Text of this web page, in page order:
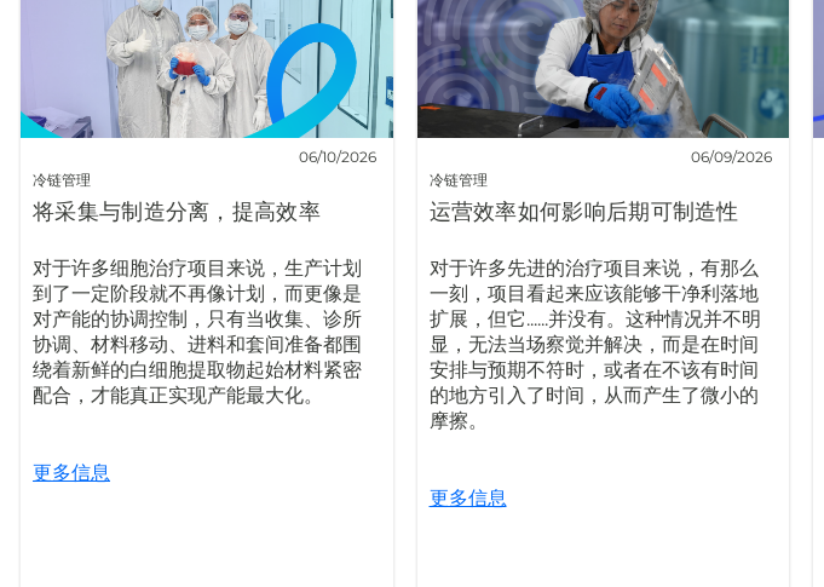
冷链管理
06/10/2026
将采集与制造分离，提高效率
对于许多细胞治疗项目来说，生产计划
到了一定阶段就不再像计划，而更像是
对产能的协调控制，只有当收集、诊所
协调、材料移动、进料和套间准备都围
绕着新鲜的白细胞提取物起始材料紧密
配合，才能真正实现产能最大化。
更多信息
冷链管理
06/09/2026
运营效率如何影响后期可制造性
对于许多先进的治疗项目来说，有那么
一刻，项目看起来应该能够干净利落地
扩展，但它......并没有。这种情况并不明
显，无法当场察觉并解决，而是在时间
安排与预期不符时，或者在不该有时间
的地方引入了时间，从而产生了微小的
摩擦。
更多信息